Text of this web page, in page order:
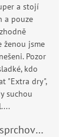
a stojí
a pouze
ženou jsme
Pozor
kdo
"Extra dry",
suchou
Felce Azzurra Klasický sprchový gel - doccia gel 400ml